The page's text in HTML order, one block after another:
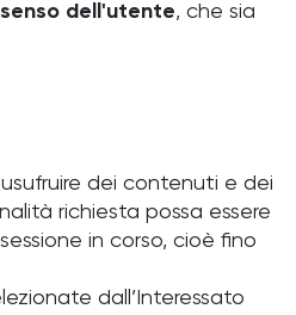
dell'utente, che sia
dei contenuti e dei
richiesta possa essere
in corso, cioè fino
dall’Interessato